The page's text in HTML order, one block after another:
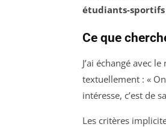
étudiants-sportifs
Ce que
J’ai échangé avec
textuellement : «
intéresse, c’est de
Les critères